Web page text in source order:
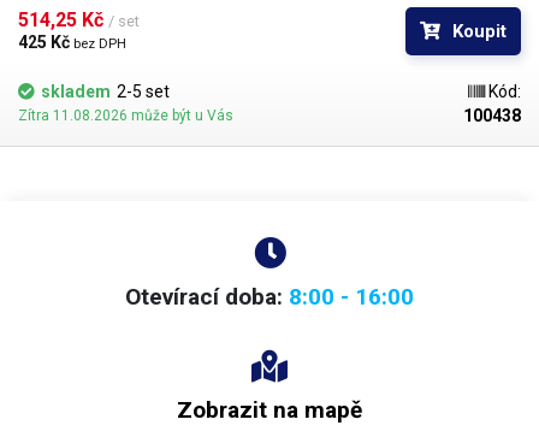
popřípadě hrozí poškození obrobku nechtěným kontaktem s hrotem
jehly.
514,25 Kč / set
425 Kč bez DPH
Koupit
skladem 2-5 set
Zítra 11.08.2026 může být u Vás
Kód:
100438
Otevírací doba: 8:00 - 16:00
Zobrazit na mapě